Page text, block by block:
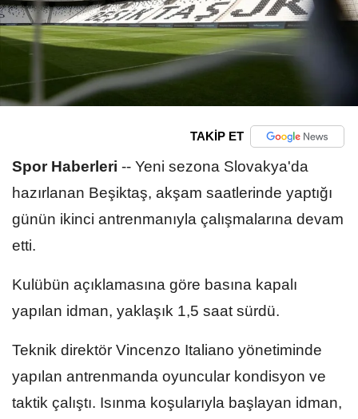
TAKİP ET
Spor Haberleri -- Yeni sezona Slovakya'da
hazırlanan Beşiktaş, akşam saatlerinde yaptığı
günün ikinci antrenmanıyla çalışmalarına devam
etti.
Kulübün açıklamasına göre basına kapalı
yapılan idman, yaklaşık 1,5 saat sürdü.
Teknik direktör Vincenzo Italiano yönetiminde
yapılan antrenmanda oyuncular kondisyon ve
taktik çalıştı. Isınma koşularıyla başlayan idman,